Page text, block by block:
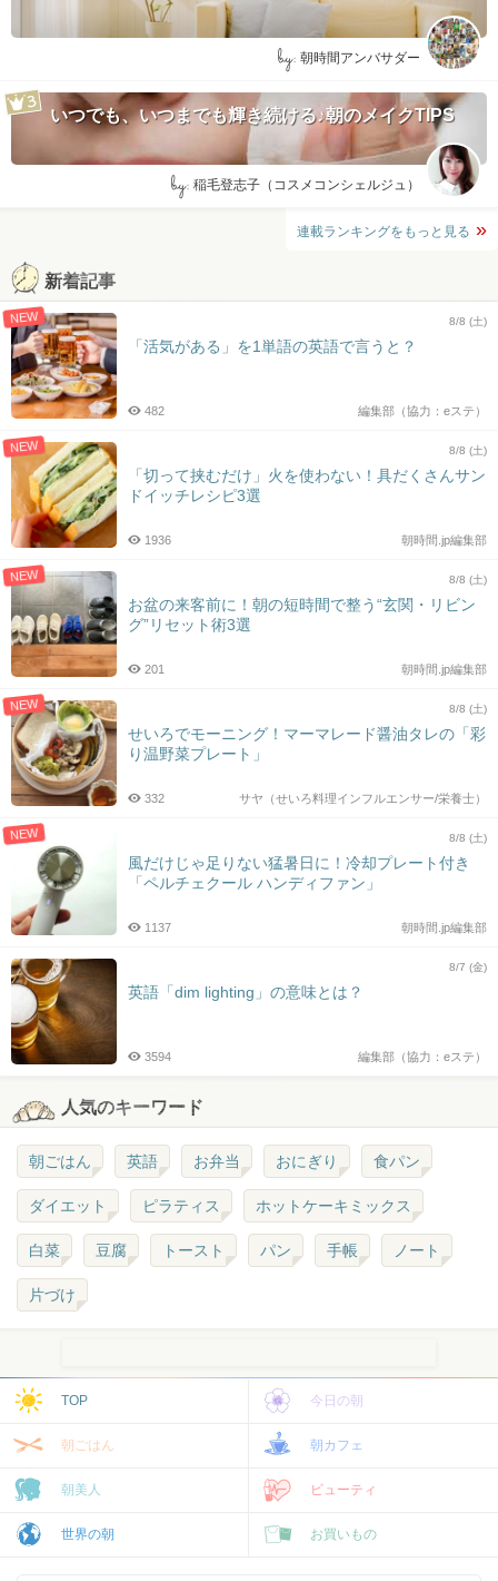
by: 朝時間アンバサダー
いつでも、いつまでも輝き続ける♪朝のメイクTIPS
by: 稲毛登志子（コスメコンシェルジュ）
連載ランキングをもっと見る
新着記事
NEW 8/8 (土)
「活気がある」を1単語の英語で言うと？
編集部（協力：eステ）
482
NEW 8/8 (土)
「切って挟むだけ」火を使わない！具だくさんサン
ドイッチレシピ3選
朝時間.jp編集部
1936
NEW 8/8 (土)
お盆の来客前に！朝の短時間で整う“玄関・リビン
グ”リセット術3選
朝時間.jp編集部
201
NEW 8/8 (土)
せいろでモーニング！マーマレード醤油タレの「彩
り温野菜プレート」
サヤ（せいろ料理インフルエンサー/栄養士）
332
NEW 8/8 (土)
風だけじゃ足りない猛暑日に！冷却プレート付き
「ペルチェクール ハンディファン」
朝時間.jp編集部
1137
8/7 (金)
英語「dim lighting」の意味とは？
編集部（協力：eステ）
3594
人気のキーワード
朝ごはん 英語 お弁当 おにぎり 食パン
ダイエット ピラティス ホットケーキミックス
白菜 豆腐 トースト パン 手帳 ノート
片づけ
TOP 今日の朝
朝ごはん 朝カフェ
朝美人 ビューティ
世界の朝 お買いもの